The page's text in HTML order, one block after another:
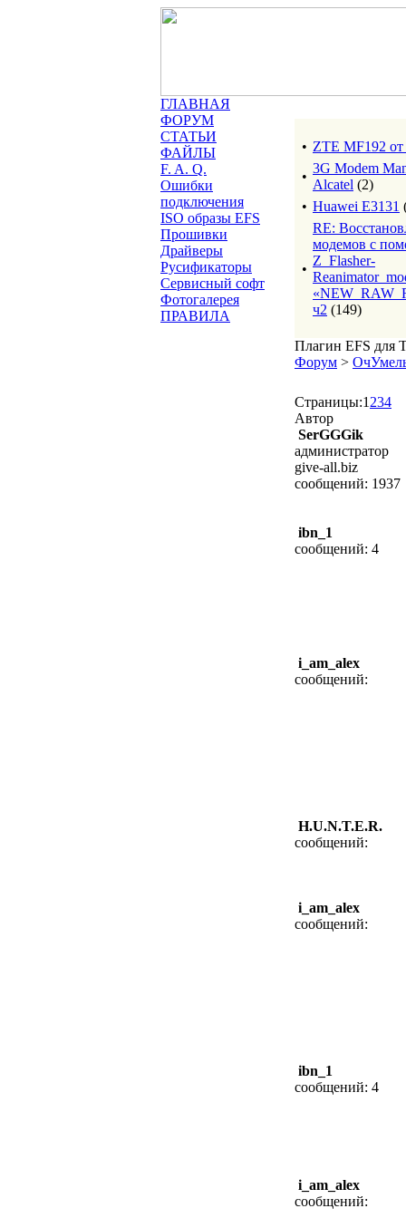
ГЛАВНАЯ
ФОРУМ
СТАТЬИ
ФАЙЛЫ
F. A. Q.
Ошибки
подключения
ISO образы EFS
Прошивки
Драйверы
Русификаторы
Сервисный софт
Фотогалерея
ПРАВИЛА
• ZTE MF192
•
3G Modem
Alcatel (2)
• Huawei E3131
•
RE:
модемов с
Z_Flasher-
ч2 (149)
Плагин EFS для
Форум >
Страницы:1 234
Автор
SerGGGik
администратор
give-all.biz
сообщений: 1937
ibn_1
сообщений: 4
i_am_alex
сообщений:
H.U.N.T.E.R.
сообщений:
i_am_alex
сообщений:
ibn_1
сообщений: 4
i_am_alex
сообщений: